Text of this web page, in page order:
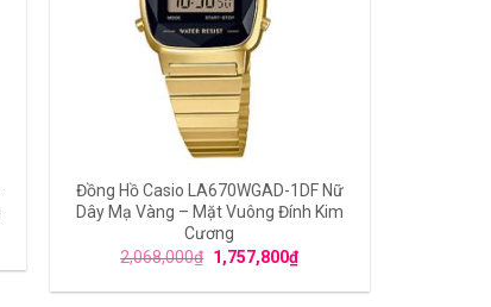
Đồng Hồ Casio LA670WGAD-1DF Nữ
Dây Mạ Vàng – Mặt Vuông Đính Kim
Cương
2,068,000₫ 1,757,800₫